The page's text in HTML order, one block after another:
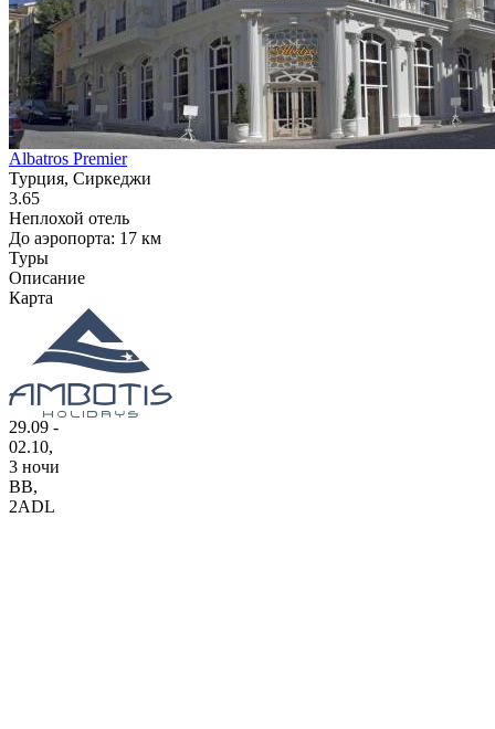
Albatros Premier
Турция, Сиркеджи
3.65
Неплохой отель
До аэропорта: 17 км
Туры
Описание
Карта
29.09 -
02.10,
3 ночи
BB,
2ADL